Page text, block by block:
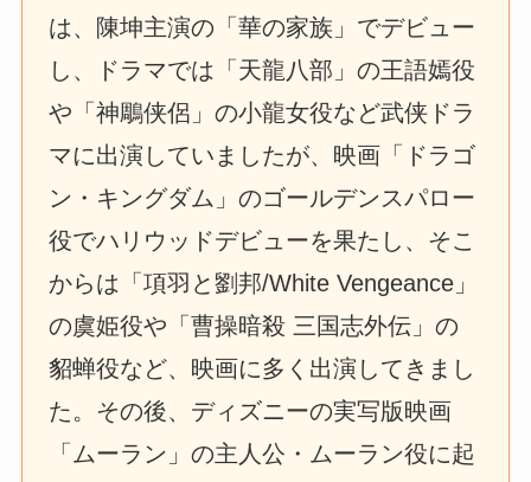
は、陳坤主演の「華の家族」でデビュー
し、ドラマでは「天龍八部」の王語嫣役
や「神鵰侠侶」の小龍女役など武侠ドラ
マに出演していましたが、映画「ドラゴ
ン・キングダム」のゴールデンスパロー
役でハリウッドデビューを果たし、そこ
からは「項羽と劉邦/White Vengeance」
の虞姫役や「曹操暗殺 三国志外伝」の
貂蝉役など、映画に多く出演してきまし
た。その後、ディズニーの実写版映画
「ムーラン」の主人公・ムーラン役に起